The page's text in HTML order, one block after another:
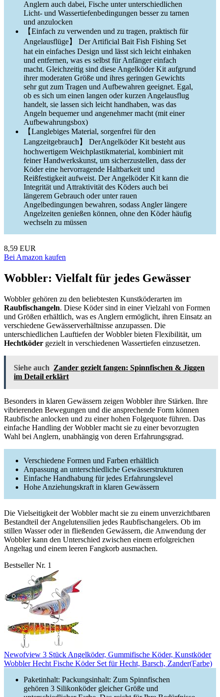
Anglern auch dabei, Fische unter unterschiedlichen
Licht- und Wassertiefenbedingungen besser zu tarnen
und anzulocken
【Einfach zu verwenden und zu tragen, praktisch für
Angelausflüge】 Der Artificial Bait Fish Fishing Set
hat ein einfaches Design und lässt sich leicht einhaken
und entfernen, was es selbst für Anfänger einfach
macht. Gleichzeitig sind diese Angelköder Kit aufgrund
ihrer moderaten Größe und ihres geringen Gewichts
sehr gut zum Tragen und Aufbewahren geeignet. Egal,
ob es sich um einen langen oder kurzen Angelausflug
handelt, sie lassen sich leicht handhaben, was das
Angeln bequemer und angenehmer macht (mit einer
Aufbewahrungsbox)
【Langlebiges Material, sorgenfrei für den
Langzeitgebrauch】 DerAngelköder Kit besteht aus
hochwertigem Weichplastikmaterial, kombiniert mit
feiner Handwerkskunst, um sicherzustellen, dass der
Köder eine hervorragende Haltbarkeit und
Reißfestigkeit aufweist. Der Angelköder Kit kann die
Integrität und Attraktivität des Köders auch bei
längerem Gebrauch oder unter rauen
Angelbedingungen bewahren, sodass Angler längere
Angelzeiten genießen können, ohne den Köder häufig
wechseln zu müssen
8,59 EUR
Bei Amazon kaufen
Wobbler: Vielfalt für jedes Gewässer
Wobbler gehören zu den beliebtesten Kunstköderarten im
Raubfischangeln. Diese Köder sind in einer Vielzahl von Formen
und Größen erhältlich, was es Anglern ermöglicht, ihren Einsatz an
verschiedene Gewässerverhältnisse anzupassen. Die
unterschiedlichen Lauftiefen der Wobbler bieten Flexibilität, um
Hechtköder gezielt in verschiedenen Wassertiefen einzusetzen.
Siehe auch Zander gezielt fangen: Spinnfischen & Jiggen
im Detail erklärt
Besonders in klaren Gewässern zeigen Wobbler ihre Stärken. Ihre
vibrierenden Bewegungen und die ansprechende Form können
Raubfische anlocken und zu einer hohen Folgequote führen. Das
einfache Handling der Wobbler macht sie zu einer bevorzugten
Wahl bei Anglern, unabhängig von deren Erfahrungsgrad.
Verschiedene Formen und Farben erhältlich
Anpassung an unterschiedliche Gewässerstrukturen
Einfache Handhabung für jedes Erfahrungslevel
Hohe Anziehungskraft in klaren Gewässern
Die Vielseitigkeit der Wobbler macht sie zu einem unverzichtbaren
Bestandteil der Angelutensilien jedes Raubfischangelers. Ob im
stillen Wasser oder in fließenden Gewässern, die Anwendung der
Wobbler kann den Unterschied zwischen einem erfolgreichen
Angeltag und einem leeren Fangkorb ausmachen.
Bestseller Nr. 1
Newofview 3 Stück Angelköder, Gummifische Köder, Kunstköder
Wobbler Hecht Fische Köder Set für Hecht, Barsch, Zander(Farbe)
Paketinhalt: Packungsinhalt: Zum Spinnfischen
gehören 3 Silikonköder gleicher Größe und